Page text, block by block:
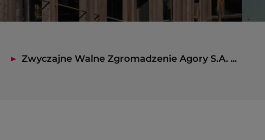
Zwyczajne Walne Zgromadzenie Agory S.A. ...